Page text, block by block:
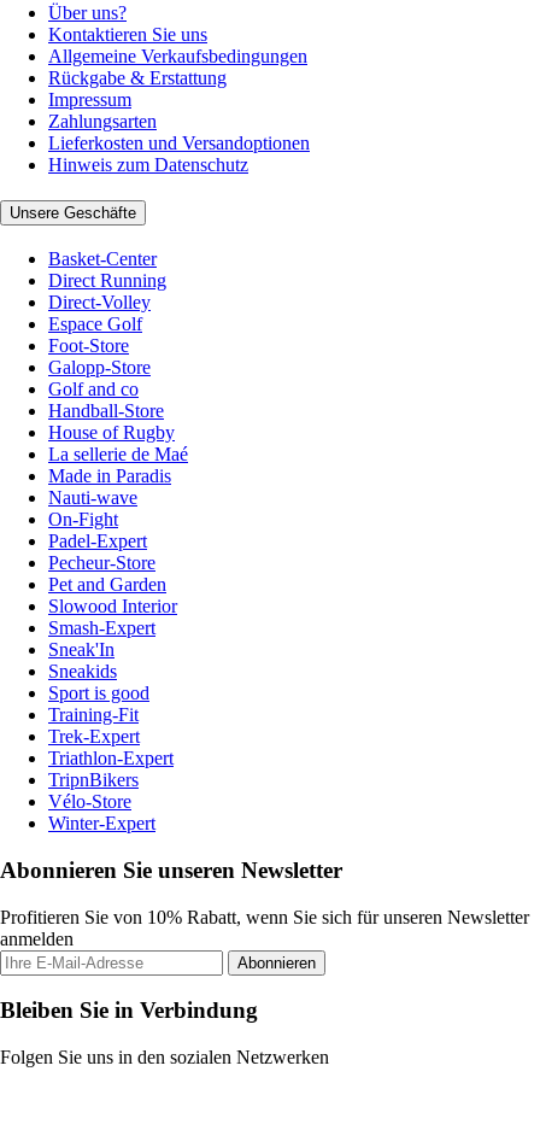
Über uns?
Kontaktieren Sie uns
Allgemeine Verkaufsbedingungen
Rückgabe & Erstattung
Impressum
Zahlungsarten
Lieferkosten und Versandoptionen
Hinweis zum Datenschutz
Unsere Geschäfte
Basket-Center
Direct Running
Direct-Volley
Espace Golf
Foot-Store
Galopp-Store
Golf and co
Handball-Store
House of Rugby
La sellerie de Maé
Made in Paradis
Nauti-wave
On-Fight
Padel-Expert
Pecheur-Store
Pet and Garden
Slowood Interior
Smash-Expert
Sneak'In
Sneakids
Sport is good
Training-Fit
Trek-Expert
Triathlon-Expert
TripnBikers
Vélo-Store
Winter-Expert
Abonnieren Sie unseren Newsletter
Profitieren Sie von 10% Rabatt, wenn Sie sich für unseren Newsletter
anmelden
Abonnieren
Bleiben Sie in Verbindung
Folgen Sie uns in den sozialen Netzwerken